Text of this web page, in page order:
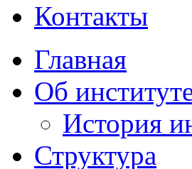
Контакты
Главная
Об
История
Структура